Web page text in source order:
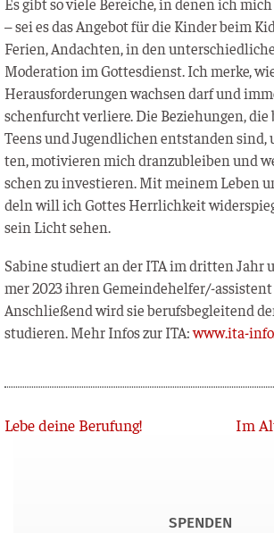
– sei es das Ange­bot für die Kin­der beim
Feri­en, Andach­ten, in den
Mode­ra­ti­on im Got­tes­dienst. Ich mer­ke,
Her­aus­for­de­run­gen wach­sen darf und
schen­furcht ver­lie­re. Die Bezie­hun­gen, die
Teens und Jugend­li­chen ent­stan­den
ten, moti­vie­ren mich dran­zu­blei­ben und
schen zu inves­tie­ren. Mit mei­nem Leben
deln will ich Got­tes Herr­lich­keit
sein Licht sehen.
Sabi­ne stu­diert an der ITA im drit­ten Jahr
mer 2023 ihren Gemein­de­hel­fer/-
Anschlie­ßend wird sie berufs­be­glei­tend
stu­die­ren. Mehr Infos zur ITA:www.ita-
Zurück
Lebe deine Berufung! Im
SPENDEN